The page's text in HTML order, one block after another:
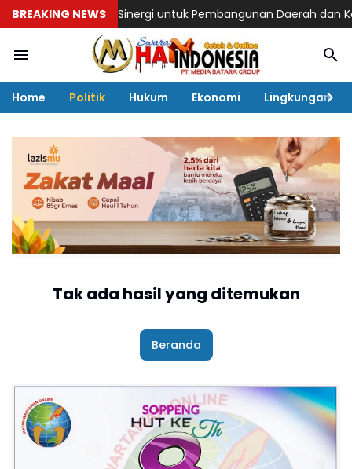
BREAKING NEWS
Perkuat Sinergi untuk Pembangunan Daerah dan
Home Politik Hukum Ekonomi Lingkungan
Tak ada hasil yang ditemukan
Beranda